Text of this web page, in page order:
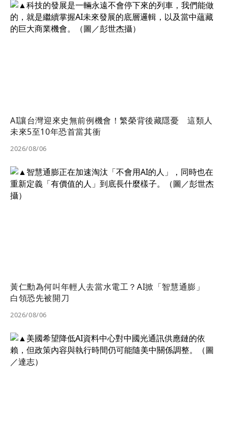
AI讓台灣迎來史無前例機會！繁榮背後藏隱憂 這類人
未來5至10年恐首當其衝
2026/08/06
黃仁勳為何叫年輕人去當水電工？AI掀「智慧通膨」
白領恐先被開刀
2026/08/06